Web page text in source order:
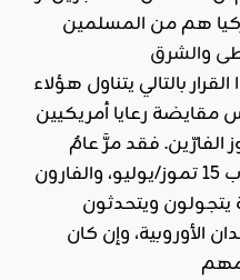
هم من المسلمين
والشرق
بالتالي يتناول هؤلاء
مقايضة رعايا أمريكيين
مع انقلابيي 15 تموز الفارّين. فقد مرَّ عامٌ
كاملٌ أو أكثر على محاولة انقلاب 15 تموز/يوليو، والفارون
يتجولون ويتحدثون
الأوروبية، وإن كان